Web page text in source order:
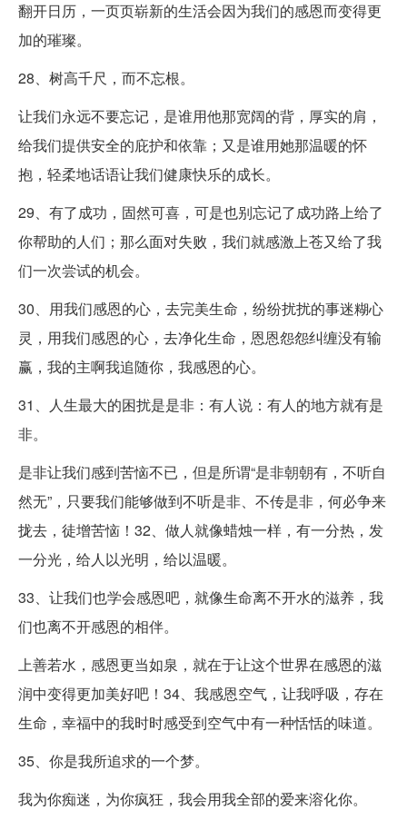
翻开日历，一页页崭新的生活会因为我们的感恩而变得更
加的璀璨。
28、树高千尺，而不忘根。
让我们永远不要忘记，是谁用他那宽阔的背，厚实的肩，
给我们提供安全的庇护和依靠；又是谁用她那温暖的怀
抱，轻柔地话语让我们健康快乐的成长。
29、有了成功，固然可喜，可是也别忘记了成功路上给了
你帮助的人们；那么面对失败，我们就感激上苍又给了我
们一次尝试的机会。
30、用我们感恩的心，去完美生命，纷纷扰扰的事迷糊心
灵，用我们感恩的心，去净化生命，恩恩怨怨纠缠没有输
赢，我的主啊我追随你，我感恩的心。
31、人生最大的困扰是是非：有人说：有人的地方就有是
非。
是非让我们感到苦恼不已，但是所谓“是非朝朝有，不听自
然无”，只要我们能够做到不听是非、不传是非，何必争来
拢去，徒增苦恼！32、做人就像蜡烛一样，有一分热，发
一分光，给人以光明，给以温暖。
33、让我们也学会感恩吧，就像生命离不开水的滋养，我
们也离不开感恩的相伴。
上善若水，感恩更当如泉，就在于让这个世界在感恩的滋
润中变得更加美好吧！34、我感恩空气，让我呼吸，存在
生命，幸福中的我时时感受到空气中有一种恬恬的味道。
35、你是我所追求的一个梦。
我为你痴迷，为你疯狂，我会用我全部的爱来溶化你。